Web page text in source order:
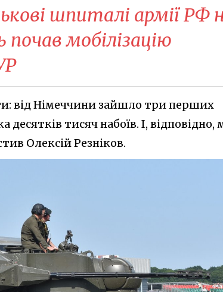
шпиталі армії РФ
мобілізацію
від Німеччини зайшло три перших
десятків тисяч набоїв. І, відповідно,
Олексій Резніков.